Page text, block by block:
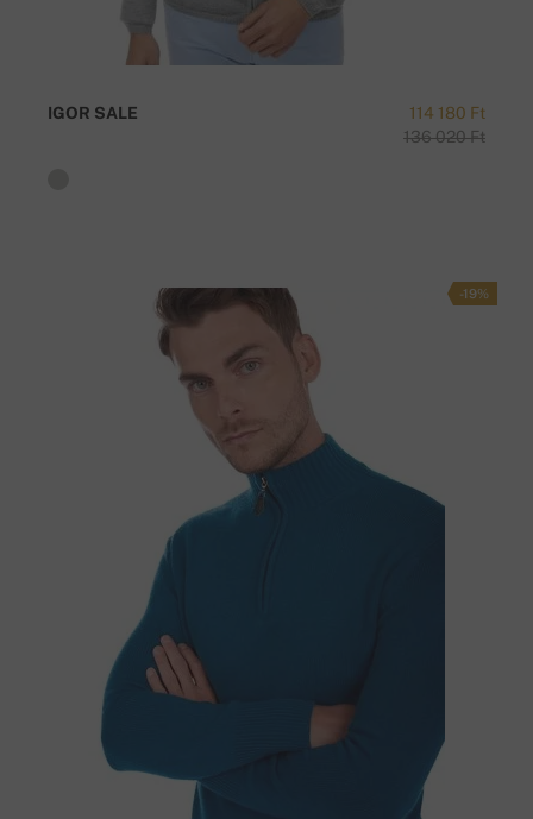
114 180 Ft
136 020 Ft
IGOR SALE
-19%